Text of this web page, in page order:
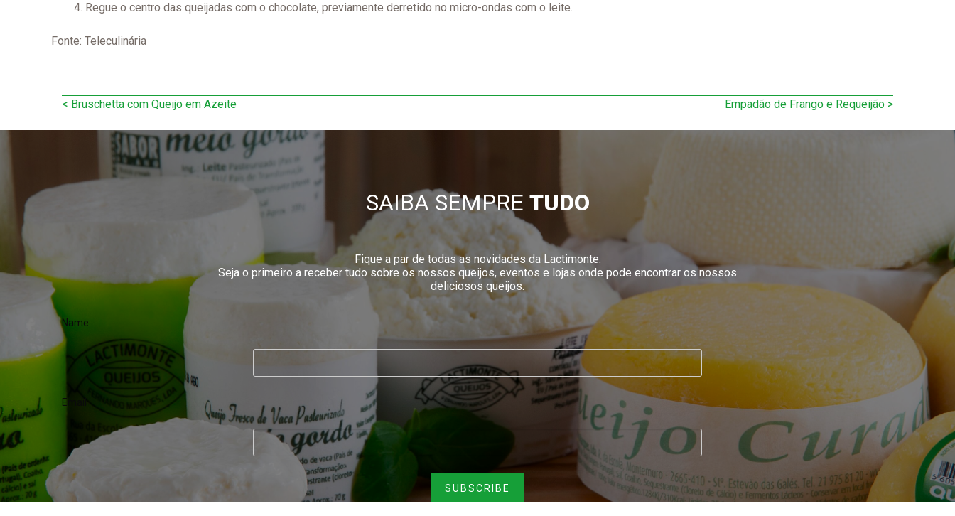
Regue o centro das queijadas com o chocolate, previamente derretido no micro-ondas com o leite.
Fonte: Teleculinária
Navegação
de
< Bruschetta com Queijo em Azeite Empadão de Frango e Requeijão >
SAIBA SEMPRE TUDO
Fique a par de todas as novidades da Lactimonte.
Seja o primeiro a receber tudo sobre os nossos queijos, eventos e lojas onde pode encontrar os nossos
deliciosos queijos.
Name
Email